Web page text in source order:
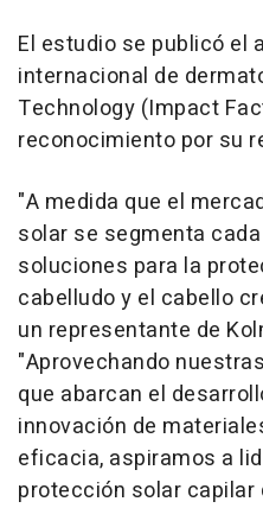
El estudio se publicó el
internacional de
Technology (Impact
reconocimiento por su
"A medida que el
solar se segmenta
soluciones para la
cabelludo y el cabello
un representante de
"Aprovechando
que abarcan el
innovación de
eficacia, aspiramos a
protección solar capilar